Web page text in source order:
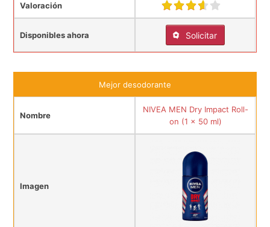
Valoración
Disponibles ahora Solicitar
Mejor desodorante
Nombre
NIVEA MEN Dry Impact Roll-
on (1 x 50 ml)
Imagen